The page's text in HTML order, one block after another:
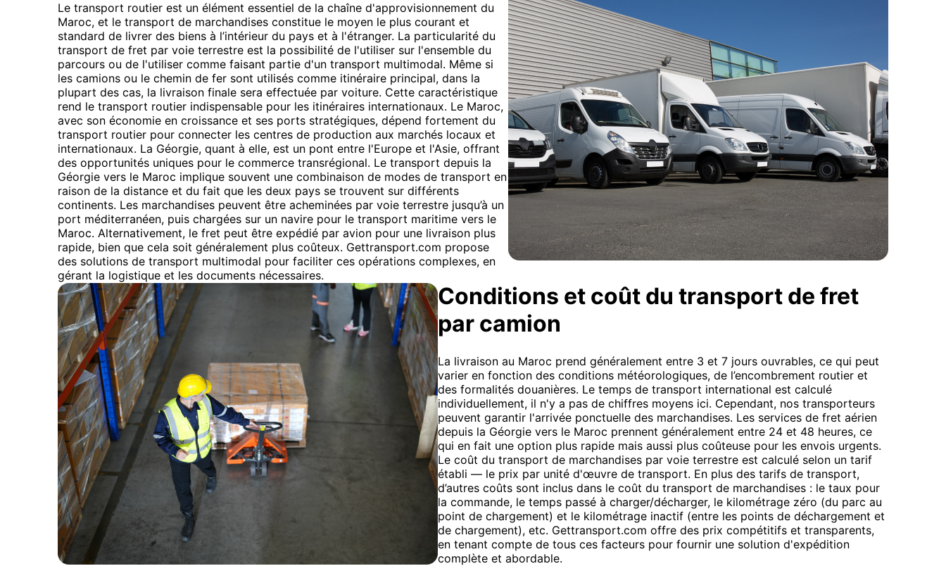
Le transport routier est un élément essentiel de la chaîne d'approvisionnement du
Maroc, et le transport de marchandises constitue le moyen le plus courant et
standard de livrer des biens à l’intérieur du pays et à l'étranger. La particularité du
transport de fret par voie terrestre est la possibilité de l'utiliser sur l'ensemble du
parcours ou de l'utiliser comme faisant partie d'un transport multimodal. Même si
les camions ou le chemin de fer sont utilisés comme itinéraire principal, dans la
plupart des cas, la livraison finale sera effectuée par voiture. Cette caractéristique
rend le transport routier indispensable pour les itinéraires internationaux. Le Maroc,
avec son économie en croissance et ses ports stratégiques, dépend fortement du
transport routier pour connecter les centres de production aux marchés locaux et
internationaux. La Géorgie, quant à elle, est un pont entre l'Europe et l'Asie, offrant
des opportunités uniques pour le commerce transrégional. Le transport depuis la
Géorgie vers le Maroc implique souvent une combinaison de modes de transport en
raison de la distance et du fait que les deux pays se trouvent sur différents
continents. Les marchandises peuvent être acheminées par voie terrestre jusqu’à un
port méditerranéen, puis chargées sur un navire pour le transport maritime vers le
Maroc. Alternativement, le fret peut être expédié par avion pour une livraison plus
rapide, bien que cela soit généralement plus coûteux. Gettransport.com propose
des solutions de transport multimodal pour faciliter ces opérations complexes, en
gérant la logistique et les documents nécessaires.
Conditions et coût du transport de fret
par camion
La livraison au Maroc prend généralement entre 3 et 7 jours ouvrables, ce qui peut
varier en fonction des conditions météorologiques, de l’encombrement routier et
des formalités douanières. Le temps de transport international est calculé
individuellement, il n'y a pas de chiffres moyens ici. Cependant, nos transporteurs
peuvent garantir l'arrivée ponctuelle des marchandises. Les services de fret aérien
depuis la Géorgie vers le Maroc prennent généralement entre 24 et 48 heures, ce
qui en fait une option plus rapide mais aussi plus coûteuse pour les envois urgents.
Le coût du transport de marchandises par voie terrestre est calculé selon un tarif
établi — le prix par unité d'œuvre de transport. En plus des tarifs de transport,
d’autres coûts sont inclus dans le coût du transport de marchandises : le taux pour
la commande, le temps passé à charger/décharger, le kilométrage zéro (du parc au
point de chargement) et le kilométrage inactif (entre les points de déchargement et
de chargement), etc. Gettransport.com offre des prix compétitifs et transparents,
en tenant compte de tous ces facteurs pour fournir une solution d'expédition
complète et abordable.